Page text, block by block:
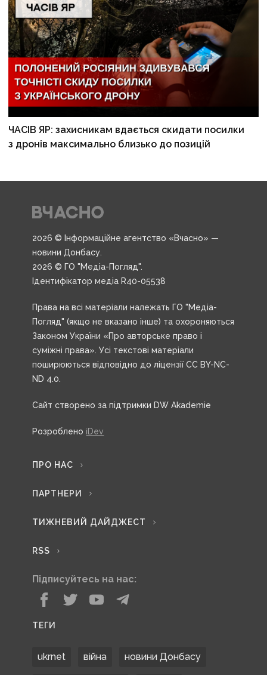
ЧАСІВ ЯР: захисникам вдається скидати посилки
з дронів максимально близько до позицій
2026 © Інформаційне агентство «Вчасно» —
новини Донбасу.
2026 © ГО "Медіа-Погляд".
Ідентифікатор медіа R40-05538
Права на всі матеріали належать ГО "Медіа-
Погляд" (якщо не вказано інше) та охороняються
Законом України «Про авторське право і
суміжні права». Усі текстові матеріали
поширюються відповідно до ліцензії CC BY-NC-
ND 4.0.
Сайт створено за підтримки DW Akademie
Розроблено iDev
ПРО НАС
ПАРТНЕРИ
ТИЖНЕВИЙ ДАЙДЖЕСТ
RSS
Підписуйтесь на нас:
ТЕГИ
ukrnet війна новини Донбасу